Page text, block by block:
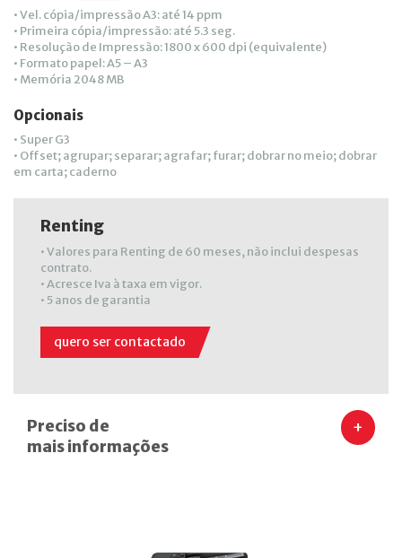
• Vel. cópia/impressão A3: até 14 ppm
• Primeira cópia/impressão: até 5.3 seg.
• Resolução de Impressão: 1800 x 600 dpi (equivalente)
• Formato papel: A5 – A3
• Memória 2048 MB
Opcionais
• Super G3
• Offset; agrupar; separar; agrafar; furar; dobrar no meio; dobrar
em carta; caderno
Renting
• Valores para Renting de 60 meses, não inclui despesas
contrato.
• Acresce Iva à taxa em vigor.
• 5 anos de garantia
quero ser contactado
Preciso de
mais informações
+